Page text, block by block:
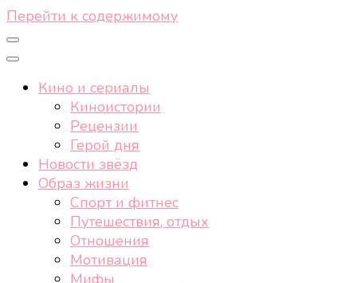
Перейти к содержимому
Кино и сериалы
Киноистории
Рецензии
Герой дня
Новости звёзд
Образ жизни
Спорт и фитнес
Путешествия, отдых
Отношения
Мотивация
Мифы